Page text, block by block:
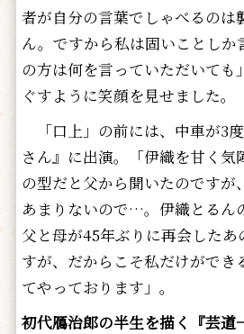
者が自分の言葉でしゃべるのは
ん。ですから私は固いことしか
の方は何を言っていただいても
ぐすように笑顔を見せました。
「口上」の前には、中車が3
さん』に出演。「伊織を甘く気
の型だと父から聞いたのですが
あまりないので…。伊織とるん
父と母が45年ぶりに再会したあ
すが、だからこそ私だけができ
てやっております」。
初代鴈治郎の半生を描く『芸道